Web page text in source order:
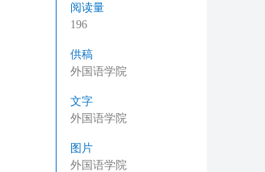
阅读量
196
供稿
外国语学院
文字
外国语学院
图片
外国语学院